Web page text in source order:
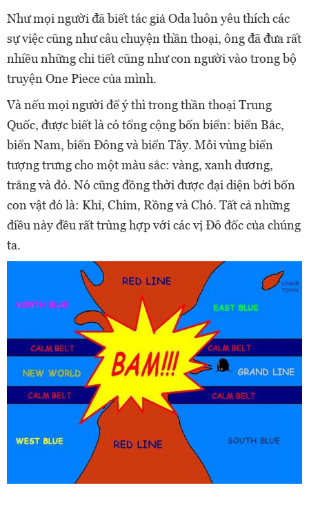
Như mọi người đã biết tác giả Oda luôn yêu thích các
sự việc cũng như câu chuyện thần thoại, ông đã đưa rất
nhiều những chi tiết cũng như con người vào trong bộ
truyện One Piece của mình.
Và nếu mọi người để ý thì trong thần thoại Trung
Quốc, được biết là có tổng cộng bốn biển: biển Bắc,
biển Nam, biển Đông và biển Tây. Mỗi vùng biển
tượng trưng cho một màu sắc: vàng, xanh dương,
trắng và đỏ. Nó cũng đồng thời được đại diện bởi bốn
con vật đó là: Khỉ, Chim, Rồng và Chó. Tất cả những
điều này đều rất trùng hợp với các vị Đô đốc của chúng
ta.